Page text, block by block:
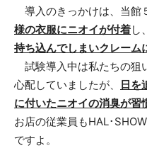
導入のきっかけは、当館
様の衣服にニオイが付着し
持ち込んでしまいクレーム
試験導入中は私たちの狙
心配していましたが、
日を
に付いたニオイの消臭が習
お店の従業員もHAL･
ですよ。